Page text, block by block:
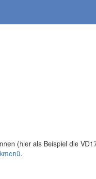
(hier als Beispiel die
.